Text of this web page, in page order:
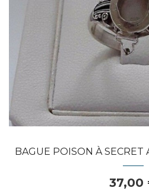
Dans mon
APERÇU
BAGUE POISON À SECRET
37,00